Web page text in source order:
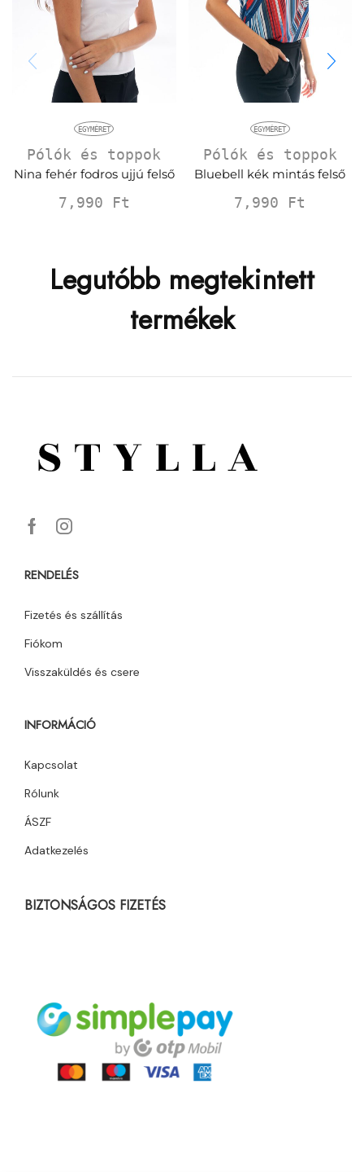
EGYMÉRET
Pólók és toppok
Nina fehér fodros ujjú felső
7,990 Ft
EGYMÉRET
Pólók és toppok
Bluebell kék mintás felső
7,990 Ft
Legutóbb megtekintett
termékek
RENDELÉS
Fizetés és szállítás
Fiókom
Visszaküldés és csere
INFORMÁCIÓ
Kapcsolat
Rólunk
ÁSZF
Adatkezelés
BIZTONSÁGOS FIZETÉS